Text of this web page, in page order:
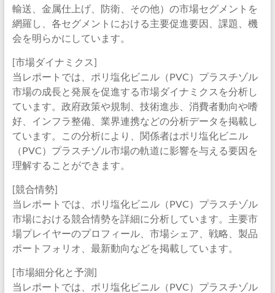
輸送、金属仕上げ、防衛、その他）の市場セグメントを
網羅し、各セグメントにおける主要促進要因、課題、機
会を明らかにしています。
[市場ダイナミクス]
当レポートでは、ポリ塩化ビニル（PVC）プラスチゾル
市場の成長と発展を促進する市場ダイナミクスを分析し
ています。政府政策や規制、技術進歩、消費者動向や嗜
好、インフラ整備、業界連携などの分析データを掲載し
ています。この分析により、関係者はポリ塩化ビニル
（PVC）プラスチゾル市場の軌道に影響を与える要因を
理解することができます。
[競合情勢]
当レポートでは、ポリ塩化ビニル（PVC）プラスチゾル
市場における競合情勢を詳細に分析しています。主要市
場プレイヤーのプロフィール、市場シェア、戦略、製品
ポートフォリオ、最新動向などを掲載しています。
[市場細分化と予測]
当レポートでは、ポリ塩化ビニル（PVC）プラスチゾル